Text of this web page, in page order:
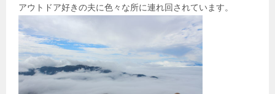
アウトドア好きの夫に色々な所に連れ回されています。